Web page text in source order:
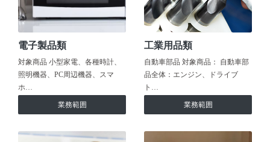
電子製品類
対象商品 小型家電、各種時計、
照明機器、PC周辺機器、スマ
ホ…
業務範囲
工業用品類
自動車部品 対象商品： 自動車部
品全体：エンジン、ドライブ
ト…
業務範囲